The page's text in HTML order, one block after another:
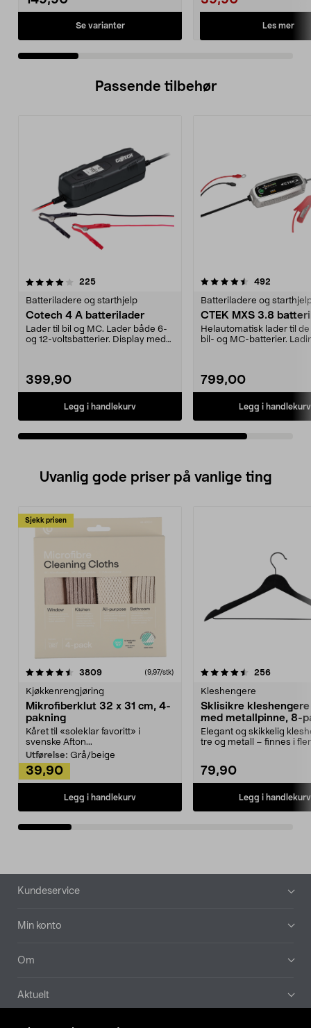
Se varianter Les mer
Passende tilbehør
225anmeldelser
Batteriladere og starthjelp
Cotech 4 A batterilader
Lader til bil og MC. Lader både 6-
og 12-voltsbatterier. Display med
399,90
Legg i handlekurv
4.5av 5 stjerner 492
Batteriladere og
CTEK MXS 3.8
Helautomatisk lader til
bil- og MC-batterier.
799,00
Legg i handlekurv
Uvanlig gode priser på vanlige ting
Sjekk prisen
3809anmeldelser(9,97/stk)
Kjøkkenrengjøring
Mikrofiberklut 32 x 31 cm, 4-
pakning
Kåret til «soleklar favoritt» i
svenske Afton...
Utførelse: Grå/beige
39,90
Legg i handlekurv
4.5av 5 stjerner 256
Kleshengere
Sklisikre
med metallpinne, 8-
Elegant og skikkelig
tre og metall – finnes i
79,90
Legg i handlekurv
4.5av 5 stjerner
Bunntekst
Kundeservice
Min konto
Om
Aktuelt